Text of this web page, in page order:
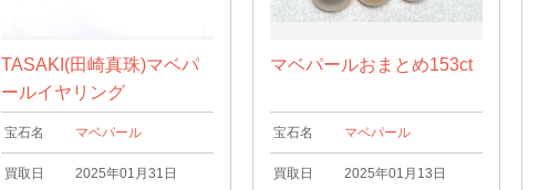
TASAKI(田崎真珠)マベパ
ールイヤリング
宝石名 マベパール
買取日 2025年01月31日
マベパールおまとめ153ct
宝石名 マベパール
買取日 2025年01月13日